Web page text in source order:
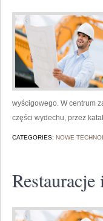
wyścigowego. W centrum
części wydechu, przez
CATEGORIES: NOWE